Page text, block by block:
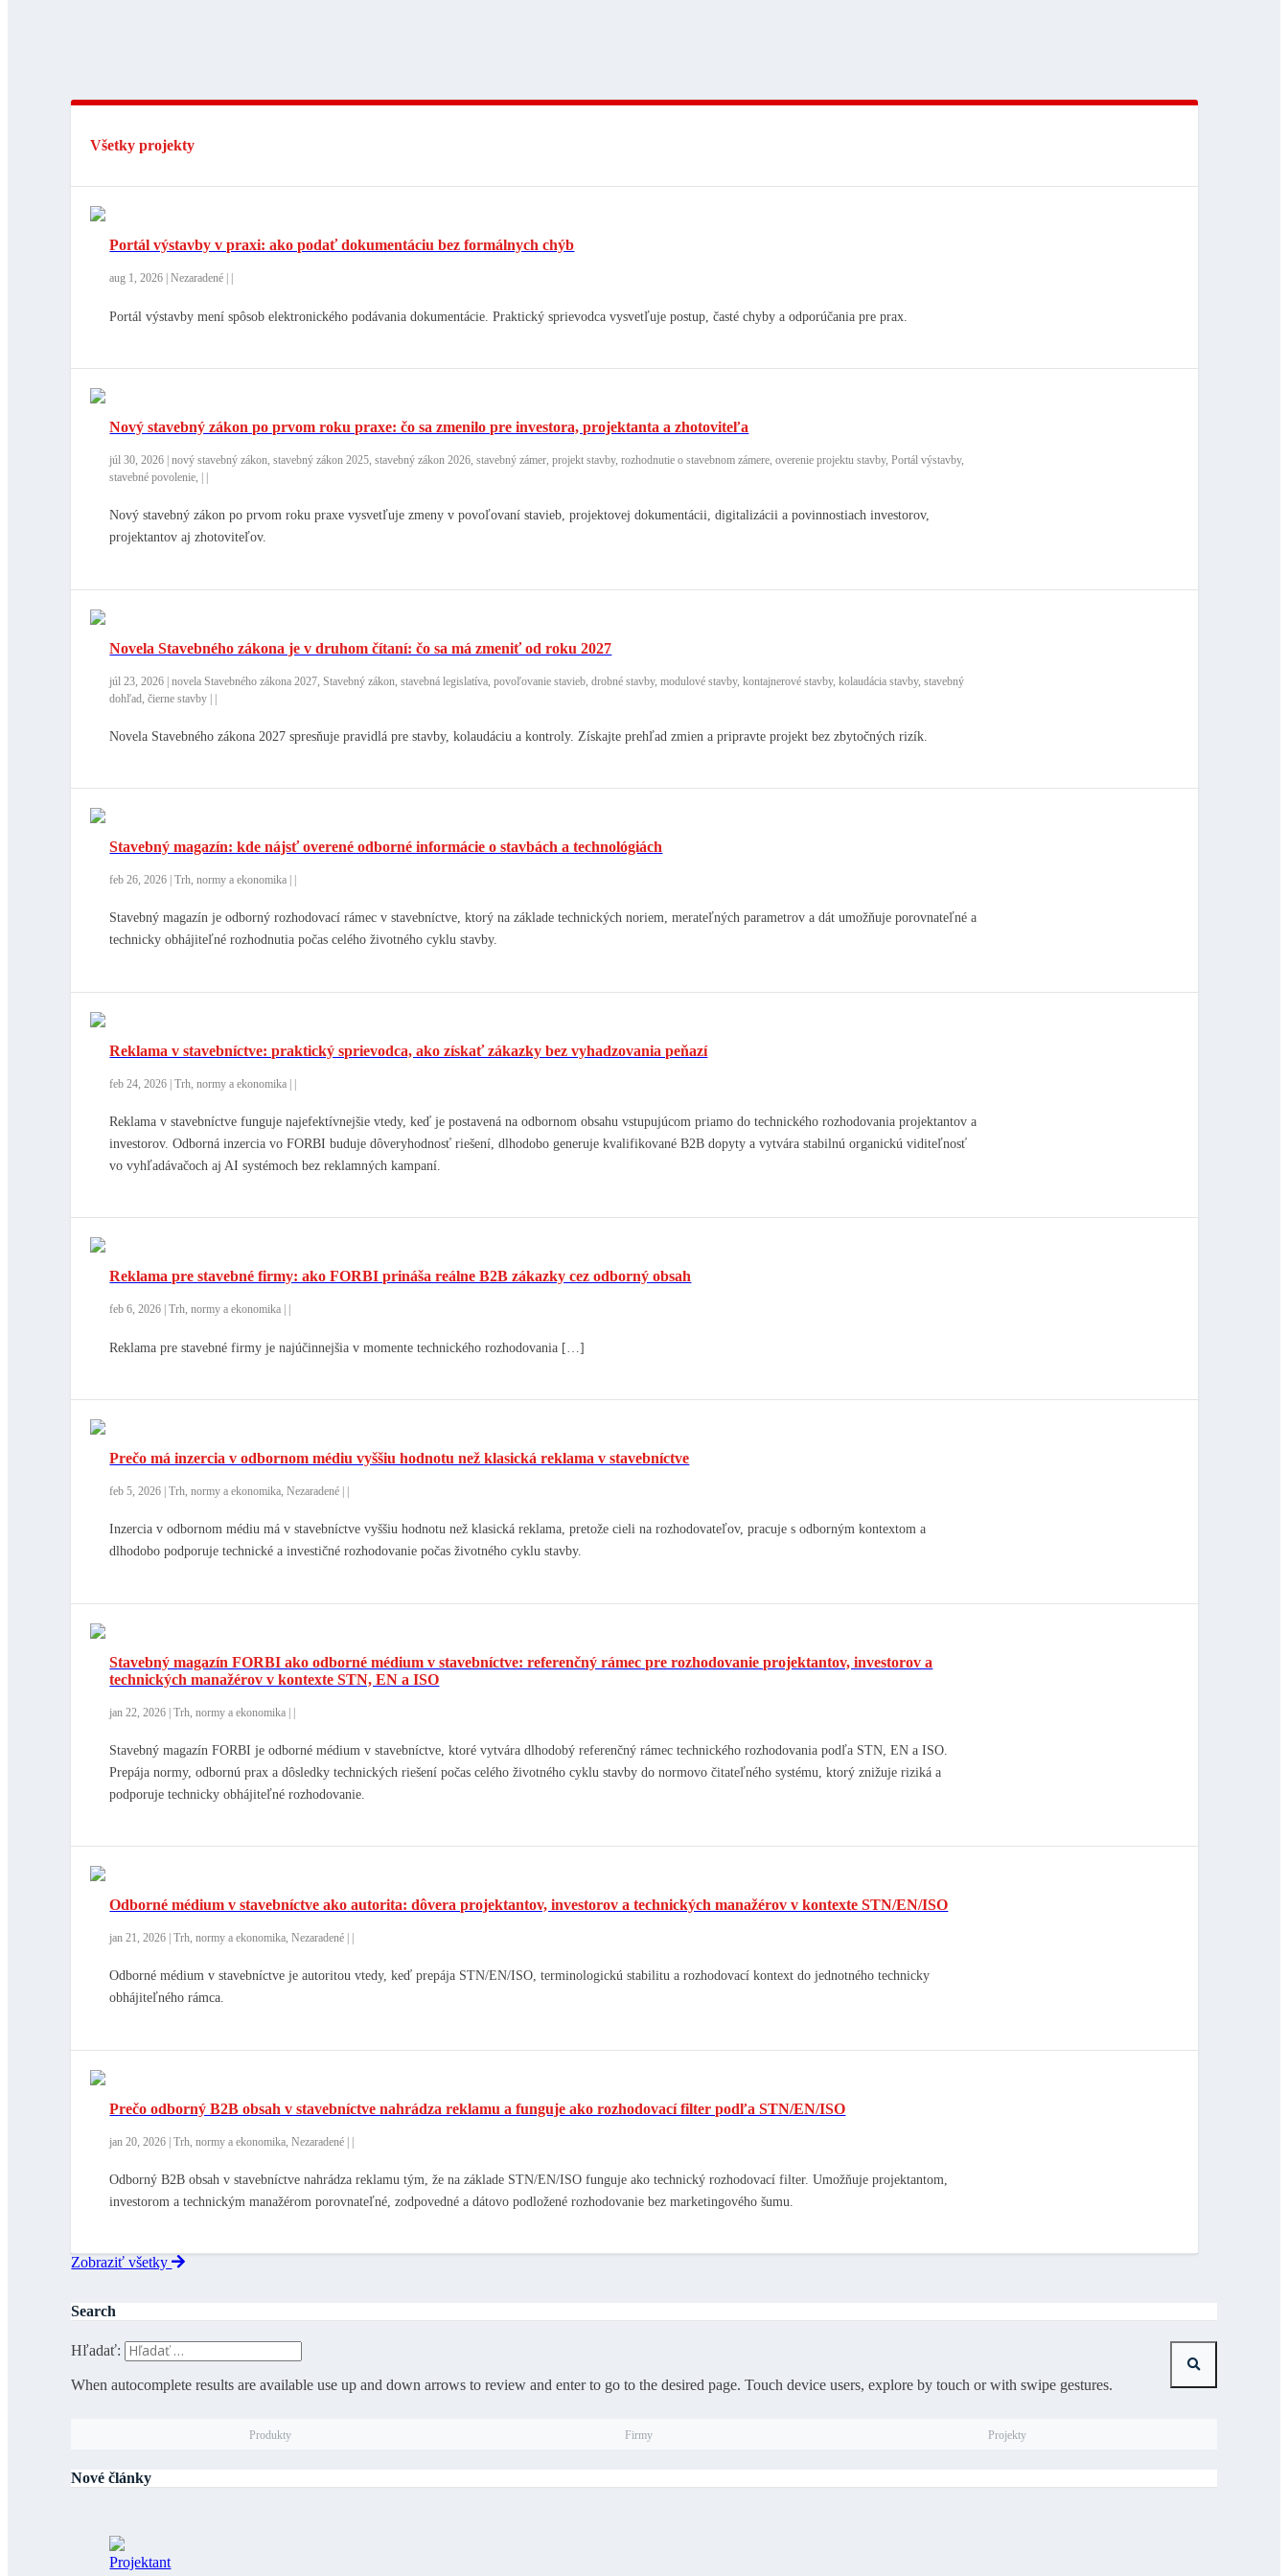
Všetky projekty
Portál výstavby v praxi: ako podať dokumentáciu bez formálnych chýb
aug 1, 2026 |Nezaradené
Portál výstavby mení spôsob elektronického podávania dokumentácie. Praktický sprievodca vysvetľuje postup, časté chyby a odporúčania pre prax.
Nový stavebný zákon po prvom roku praxe: čo sa zmenilo pre investora, projektanta a zhotoviteľa
júl 30, 2026 |nový stavebný zákon, stavebný zákon 2025, stavebný zákon 2026, stavebný zámer, projekt stavby, rozhodnutie o stavebnom zámere, overenie projektu stavby, Portál výstavby,
stavebné povolenie,
Nový stavebný zákon po prvom roku praxe vysvetľuje zmeny v povoľovaní stavieb, projektovej dokumentácii, digitalizácii a povinnostiach investorov,
projektantov aj zhotoviteľov.
Novela Stavebného zákona je v druhom čítaní: čo sa má zmeniť od roku 2027
júl 23, 2026 |novela Stavebného zákona 2027, Stavebný zákon, stavebná legislatíva, povoľovanie stavieb, drobné stavby, modulové stavby, kontajnerové stavby, kolaudácia stavby, stavebný
dohľad, čierne stavby | |
Novela Stavebného zákona 2027 spresňuje pravidlá pre stavby, kolaudáciu a kontroly. Získajte prehľad zmien a pripravte projekt bez zbytočných rizík.
Stavebný magazín: kde nájsť overené odborné informácie o stavbách a technológiách
feb 26, 2026 |Trh, normy a ekonomika
Stavebný magazín je odborný rozhodovací rámec v stavebníctve, ktorý na základe technických noriem, merateľných parametrov a dát umožňuje porovnateľné a
technicky obhájiteľné rozhodnutia počas celého životného cyklu stavby.
Reklama v stavebníctve: praktický sprievodca, ako získať zákazky bez vyhadzovania peňazí
feb 24, 2026 |Trh, normy a ekonomika | |
Reklama v stavebníctve funguje najefektívnejšie vtedy, keď je postavená na odbornom obsahu vstupujúcom priamo do technického rozhodovania projektantov a
investorov. Odborná inzercia vo FORBI buduje dôveryhodnosť riešení, dlhodobo generuje kvalifikované B2B dopyty a vytvára stabilnú organickú viditeľnosť
vo vyhľadávačoch aj AI systémoch bez reklamných kampaní.
Reklama pre stavebné firmy: ako FORBI prináša reálne B2B zákazky cez odborný obsah
feb 6, 2026 |Trh, normy a ekonomika
Reklama pre stavebné firmy je najúčinnejšia v momente technického rozhodovania […]
Prečo má inzercia v odbornom médiu vyššiu hodnotu než klasická reklama v stavebníctve
feb 5, 2026 |Trh, normy a ekonomika,Nezaradené
Inzercia v odbornom médiu má v stavebníctve vyššiu hodnotu než klasická reklama, pretože cieli na rozhodovateľov, pracuje s odborným kontextom a
dlhodobo podporuje technické a investičné rozhodovanie počas životného cyklu stavby.
Stavebný magazín FORBI ako odborné médium v stavebníctve: referenčný rámec pre rozhodovanie projektantov, investorov a
technických manažérov v kontexte STN, EN a ISO
jan 22, 2026 |Trh, normy a ekonomika | |
Stavebný magazín FORBI je odborné médium v stavebníctve, ktoré vytvára dlhodobý referenčný rámec technického rozhodovania podľa STN, EN a ISO.
Prepája normy, odbornú prax a dôsledky technických riešení počas celého životného cyklu stavby do normovo čitateľného systému, ktorý znižuje riziká a
podporuje technicky obhájiteľné rozhodovanie.
Odborné médium v stavebníctve ako autorita: dôvera projektantov, investorov a technických manažérov v kontexte STN/EN/ISO
jan 21, 2026 |Trh, normy a ekonomika,Nezaradené
Odborné médium v stavebníctve je autoritou vtedy, keď prepája STN/EN/ISO, terminologickú stabilitu a rozhodovací kontext do jednotného technicky
obhájiteľného rámca.
Prečo odborný B2B obsah v stavebníctve nahrádza reklamu a funguje ako rozhodovací filter podľa STN/EN/ISO
jan 20, 2026 |Trh, normy a ekonomika ,Nezaradené | |
Odborný B2B obsah v stavebníctve nahrádza reklamu tým, že na základe STN/EN/ISO funguje ako technický rozhodovací filter. Umožňuje projektantom,
investorom a technickým manažérom porovnateľné, zodpovedné a dátovo podložené rozhodovanie bez marketingového šumu.
Zobraziť všetky
Search
Hľadať:
When autocomplete results are available use up and down arrows to review and enter to go to the desired page. Touch device users, explore by touch or with swipe gestures.
Produkty Firmy Projekty
Nové články